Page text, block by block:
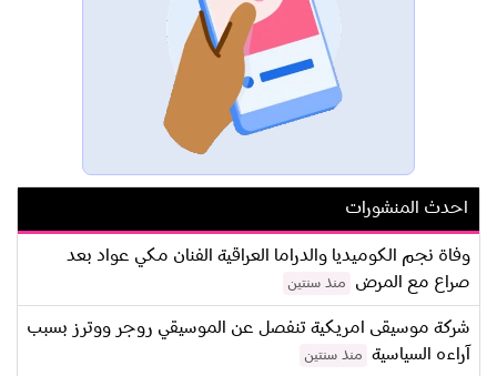
احدث المنشورات
وفاة نجم الكوميديا والدراما العراقية الفنان مكي عواد بعد
صراع مع المرض
منذ سنتين
شركة موسيقى امريكية تنفصل عن الموسيقي روجر ووترز بسبب
آراءه السياسية
منذ سنتين